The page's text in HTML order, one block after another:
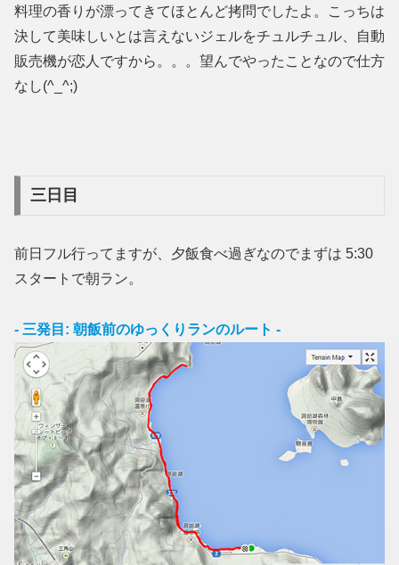
料理の香りが漂ってきてほとんど拷問でしたよ。こっちは
決して美味しいとは言えないジェルをチュルチュル、自動
販売機が恋人ですから。。。望んでやったことなので仕方
なし(^_^;)
三日目
前日フル行ってますが、夕飯食べ過ぎなのでまずは 5:30
スタートで朝ラン。
- 三発目: 朝飯前のゆっくりランのルート -